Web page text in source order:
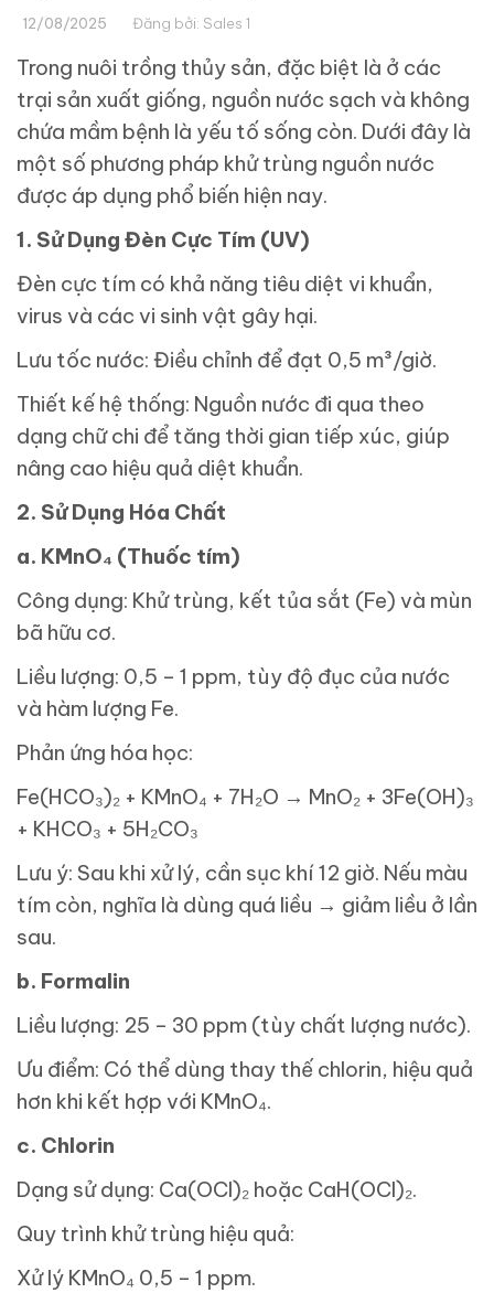
12/08/2025 Đăng bởi: Sales 1
Trong nuôi trồng thủy sản, đặc biệt là ở các
trại sản xuất giống, nguồn nước sạch và không
chứa mầm bệnh là yếu tố sống còn. Dưới đây là
một số phương pháp khử trùng nguồn nước
được áp dụng phổ biến hiện nay.
1. Sử Dụng Đèn Cực Tím (UV)
Đèn cực tím có khả năng tiêu diệt vi khuẩn,
virus và các vi sinh vật gây hại.
Lưu tốc nước: Điều chỉnh để đạt 0,5 m³/giờ.
Thiết kế hệ thống: Nguồn nước đi qua theo
dạng chữ chi để tăng thời gian tiếp xúc, giúp
nâng cao hiệu quả diệt khuẩn.
2. Sử Dụng Hóa Chất
a. KMnO₄ (Thuốc tím)
Công dụng: Khử trùng, kết tủa sắt (Fe) và mùn
bã hữu cơ.
Liều lượng: 0,5 – 1 ppm, tùy độ đục của nước
và hàm lượng Fe.
Phản ứng hóa học:
Fe(HCO₃)₂ + KMnO₄ + 7H₂O → MnO₂ + 3Fe(OH)₃
+ KHCO₃ + 5H₂CO₃
Lưu ý: Sau khi xử lý, cần sục khí 12 giờ. Nếu màu
tím còn, nghĩa là dùng quá liều → giảm liều ở lần
sau.
b. Formalin
Liều lượng: 25 – 30 ppm (tùy chất lượng nước).
Ưu điểm: Có thể dùng thay thế chlorin, hiệu quả
hơn khi kết hợp với KMnO₄.
c. Chlorin
Dạng sử dụng: Ca(OCl)₂ hoặc CaH(OCl)₂.
Quy trình khử trùng hiệu quả:
Xử lý KMnO₄ 0,5 – 1 ppm.